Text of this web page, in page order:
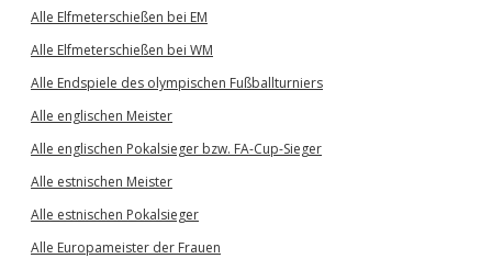
Alle Elfmeterschießen bei EM
Alle Elfmeterschießen bei WM
Alle Endspiele des olympischen Fußballturniers
Alle englischen Meister
Alle englischen Pokalsieger bzw. FA-Cup-Sieger
Alle estnischen Meister
Alle estnischen Pokalsieger
Alle Europameister der Frauen